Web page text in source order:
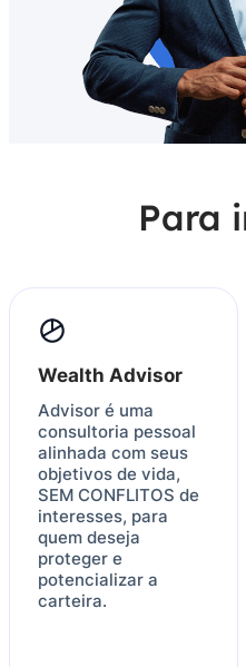
Para
Wealth Advisor
Advisor é uma
consultoria pessoal
alinhada com seus
objetivos de vida,
SEM CONFLITOS de
interesses, para
quem deseja
proteger e
potencializar a
carteira.